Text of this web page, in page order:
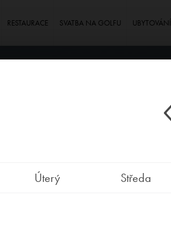
RESTAURACE SVATBA NA GOLFU UBYTOVÁNÍ
Úterý Středa